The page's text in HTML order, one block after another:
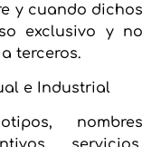
y cuando dichos
exclusivo y no
terceros.
e Industrial
nombres